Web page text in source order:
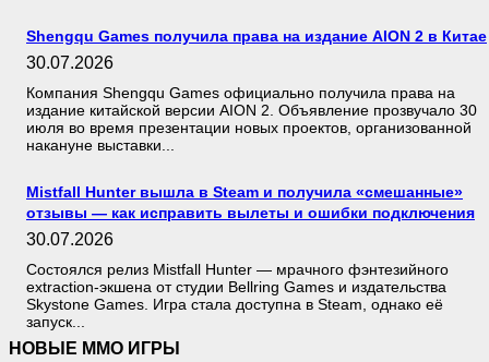
Shengqu Games получила права на издание AION 2 в Китае
30.07.2026
Компания Shengqu Games официально получила права на
издание китайской версии AION 2. Объявление прозвучало 30
июля во время презентации новых проектов, организованной
накануне выставки...
Mistfall Hunter вышла в Steam и получила «смешанные»
отзывы — как исправить вылеты и ошибки подключения
30.07.2026
Состоялся релиз Mistfall Hunter — мрачного фэнтезийного
extraction-экшена от студии Bellring Games и издательства
Skystone Games. Игра стала доступна в Steam, однако её
запуск...
НОВЫЕ MMO ИГРЫ